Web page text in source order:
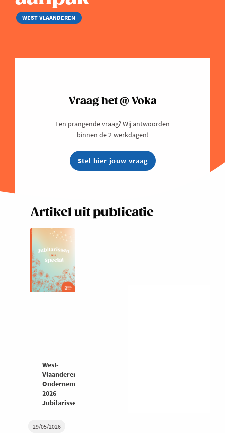
WEST-VLAANDEREN
29/05/2026
Vraag het @ Voka
Een prangende vraag? Wij antwoorden
binnen de 2 werkdagen!
Stel hier jouw vraag
Artikel uit publicatie
West-
Vlaanderen
Ondernemers
2026
Jubilarissenspecial